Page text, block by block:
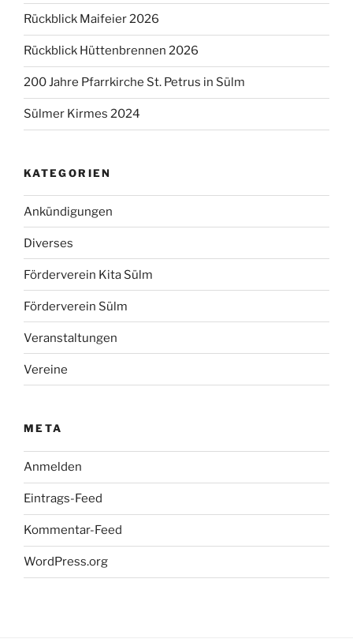
Rückblick Maifeier 2026
Rückblick Hüttenbrennen 2026
200 Jahre Pfarrkirche St. Petrus in Sülm
Sülmer Kirmes 2024
KATEGORIEN
Ankündigungen
Diverses
Förderverein Kita Sülm
Förderverein Sülm
Veranstaltungen
Vereine
META
Anmelden
Eintrags-Feed
Kommentar-Feed
WordPress.org